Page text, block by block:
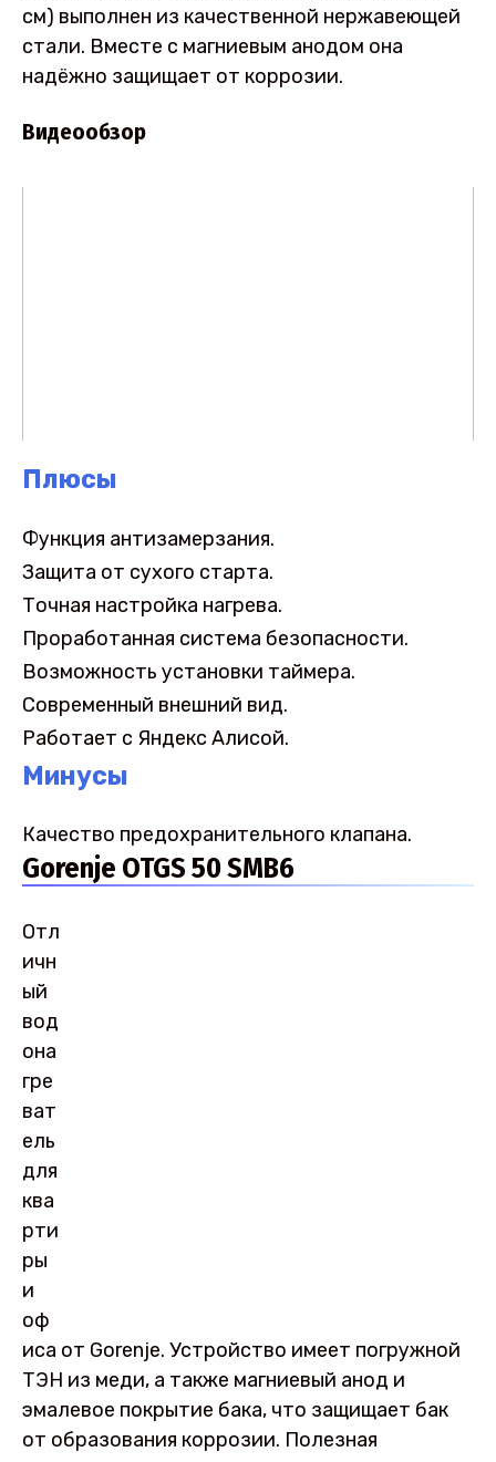
см) выполнен из качественной нержавеющей
стали. Вместе с магниевым анодом она
надёжно защищает от коррозии.
Видеообзор
Плюсы
Функция антизамерзания.
Защита от сухого старта.
Точная настройка нагрева.
Проработанная система безопасности.
Возможность установки таймера.
Современный внешний вид.
Работает с Яндекс Алисой.
Минусы
Качество предохранительного клапана.
Gorenje OTGS 50 SMB6
Отл
ичн
ый
вод
она
гре
ват
ель
для
ква
рти
ры
и
оф
иса от Gorenje. Устройство имеет погружной
ТЭН из меди, а также магниевый анод и
эмалевое покрытие бака, что защищает бак
от образования коррозии. Полезная